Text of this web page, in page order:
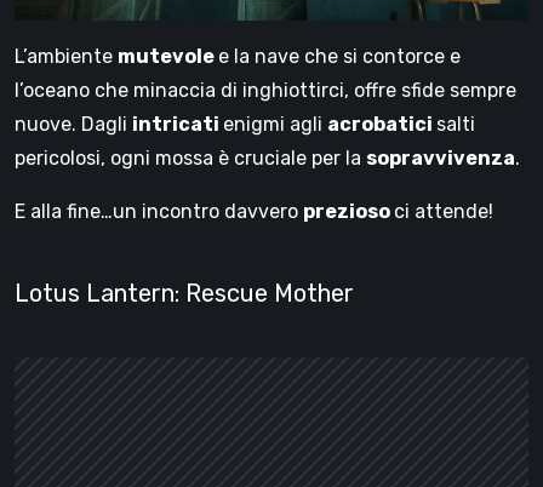
L’ambiente mutevole e la nave che si contorce e
l’oceano che minaccia di inghiottirci, offre sfide sempre
nuove. Dagli intricati enigmi agli acrobatici salti
pericolosi, ogni mossa è cruciale per la sopravvivenza.
E alla fine…un incontro davvero prezioso ci attende!
Lotus Lantern: Rescue Mother